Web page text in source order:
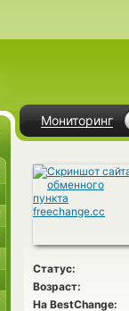
Мониторинг
Статус:
Возраст:
На BestChange: